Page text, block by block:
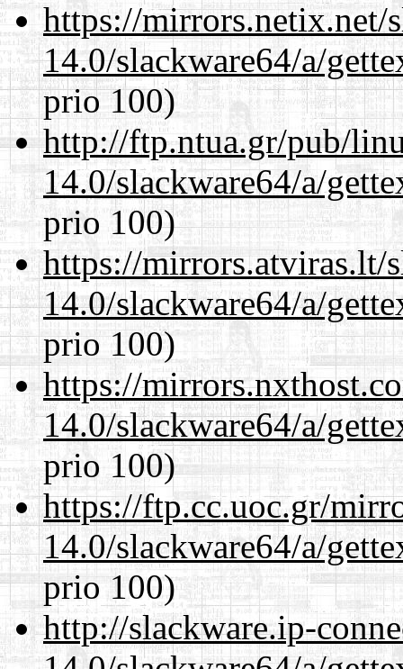
https://mirrors.netix.net/
14.0/slackware64/a/
prio 100)
http://ftp.ntua.gr/pub/
14.0/slackware64/a/
prio 100)
https://mirrors.atviras.lt/
14.0/slackware64/a/
prio 100)
https://
14.0/slackware64/a/
prio 100)
https://ftp.cc.uoc.gr/
14.0/slackware64/a/
prio 100)
http://slackware.ip-